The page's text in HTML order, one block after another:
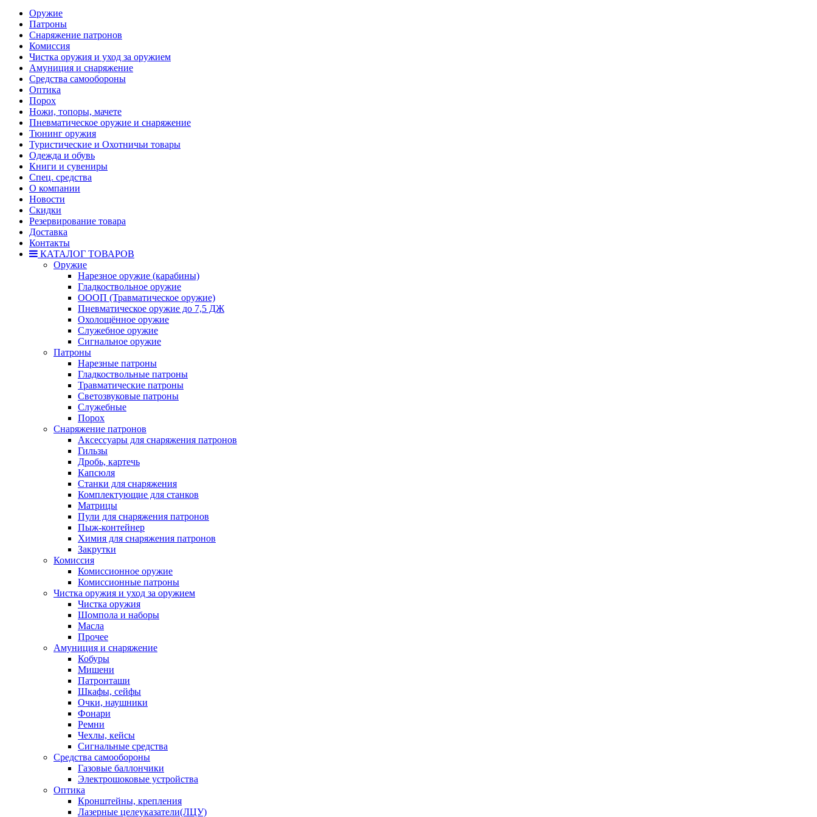
Оружие
Патроны
Снаряжение патронов
Комиссия
Чистка оружия и уход за оружием
Амуниция и снаряжение
Средства самообороны
Оптика
Порох
Ножи, топоры, мачете
Пневматическое оружие и снаряжение
Тюнинг оружия
Туристические и Охотничьи товары
Одежда и обувь
Книги и сувениры
Спец. средства
О компании
Новости
Скидки
Резервирование товара
Доставка
Контакты
КАТАЛОГ ТОВАРОВ
Оружие
Нарезное оружие (карабины)
Гладкоствольное оружие
ОООП (Травматическое оружие)
Пневматическое оружие до 7,5 ДЖ
Охолощённое оружие
Служебное оружие
Сигнальное оружие
Патроны
Нарезные патроны
Гладкоствольные патроны
Травматические патроны
Светозвуковые патроны
Служебные
Порох
Снаряжение патронов
Аксессуары для снаряжения патронов
Гильзы
Дробь, картечь
Капсюля
Станки для снаряжения
Комплектующие для станков
Матрицы
Пули для снаряжения патронов
Пыж-контейнер
Химия для снаряжения патронов
Закрутки
Комиссия
Комиссионное оружие
Комиссионные патроны
Чистка оружия и уход за оружием
Чистка оружия
Шомпола и наборы
Масла
Прочее
Амуниция и снаряжение
Кобуры
Мишени
Патронташи
Шкафы, сейфы
Очки, наушники
Фонари
Ремни
Чехлы, кейсы
Сигнальные средства
Средства самообороны
Газовые баллончики
Электрошоковые устройства
Оптика
Кронштейны, крепления
Лазерные целеуказатели(ЛЦУ)